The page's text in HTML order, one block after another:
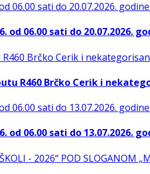
06.00 sati do 20.07.2026.
R460 Brčko Cerik i
06.00 sati do 13.07.2026.